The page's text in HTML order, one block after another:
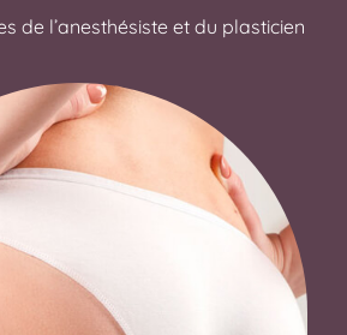
de l’anesthésiste et du plasticien